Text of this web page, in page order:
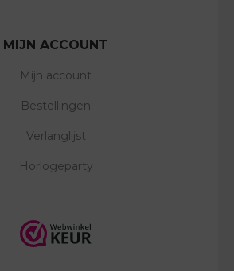
MIJN ACCOUNT
Mijn account
Bestellingen
Verlanglijst
Horlogeparty